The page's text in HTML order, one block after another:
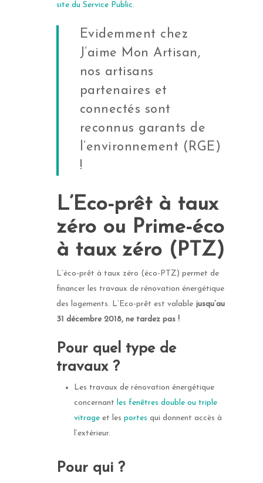
site du Service Public.
Evidemment chez
J’aime Mon Artisan,
nos artisans
partenaires et
connectés sont
reconnus garants de
l’environnement (RGE)
!
L’Eco-prêt à taux
zéro ou Prime-éco
à taux zéro (PTZ)
L’éco-prêt à taux zéro (éco-PTZ) permet de
financer les travaux de rénovation énergétique
des logements. L’Eco-prêt est valable jusqu’au
31 décembre 2018, ne tardez pas !
Pour quel type de
travaux ?
Les travaux de rénovation énergétique
concernant les fenêtres double ou triple
vitrage et les portes qui donnent accès à
l’extérieur.
Pour qui ?
Porte de garage
Toutes les portes de
Stores
Store extérieur
TOUS LES STORES
EXTÉRIEURS